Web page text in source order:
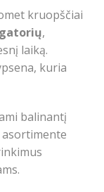
kruopščiai
,
laiką.
kuria
balinantį